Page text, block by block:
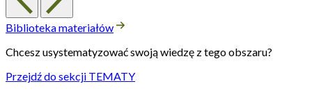
Biblioteka materiałów
Chcesz usystematyzować swoją wiedzę z tego obszaru?
Przejdź do sekcji TEMATY